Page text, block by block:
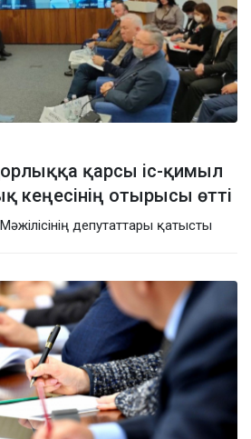
қарсы іс-қимыл
кеңесінің отырысы өтті
депутаттары қатысты